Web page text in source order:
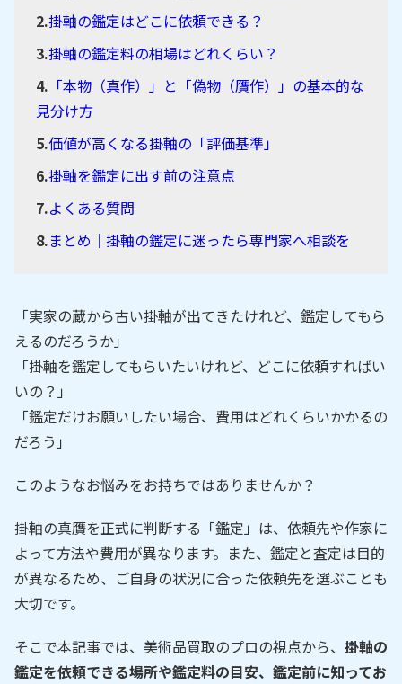
掛軸の鑑定はどこに依頼できる？
掛軸の鑑定料の相場はどれくらい？
「本物（真作）」と「偽物（贋作）」の基本的な
見分け方
価値が高くなる掛軸の「評価基準」
掛軸を鑑定に出す前の注意点
よくある質問
まとめ｜掛軸の鑑定に迷ったら専門家へ相談を
「実家の蔵から古い掛軸が出てきたけれど、鑑定してもら
えるのだろうか」
「掛軸を鑑定してもらいたいけれど、どこに依頼すればい
いの？」
「鑑定だけお願いしたい場合、費用はどれくらいかかるの
だろう」
このようなお悩みをお持ちではありませんか？
掛軸の真贋を正式に判断する「鑑定」は、依頼先や作家に
よって方法や費用が異なります。また、鑑定と査定は目的
が異なるため、ご自身の状況に合った依頼先を選ぶことも
大切です。
そこで本記事では、美術品買取のプロの視点から、 掛軸の
鑑定を依頼できる場所や鑑定料の目安、鑑定前に知ってお